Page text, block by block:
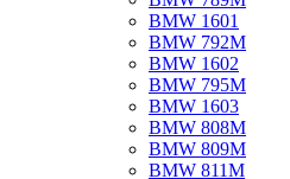
BMW 1601
BMW 792M
BMW 1602
BMW 795M
BMW 1603
BMW 808M
BMW 809M
BMW 811M